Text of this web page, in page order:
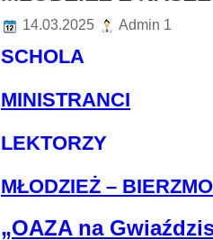
14.03.2025 Admin 1
SCHOLA
MINISTRANCI
LEKTORZY
MŁODZIEŻ –
„OAZA na